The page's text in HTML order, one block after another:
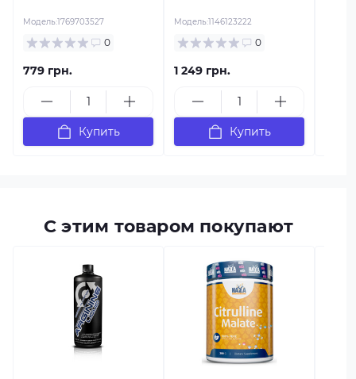
Модель:1769703527
0
779 грн.
Купить
Модель:1146123222
0
1 249 грн.
Купить
С этим товаром покупают